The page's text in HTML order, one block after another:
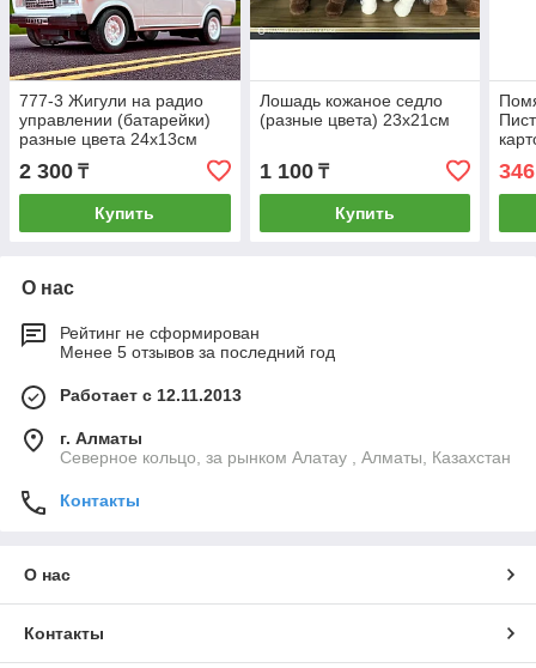
777-3 Жигули на радио
управлении (батарейки)
разные цвета 24х13см
2 300 ₸
Купить
Лошадь кожаное седло
(разные цвета) 23х21см
1 100₸
Купить
О нас
Рейтинг не сформирован
Менее 5 отзывов за последний год
Работает с 12.11.2013
г. Алматы
Северное кольцо, за рынком Алатау , Алматы, Казахстан
Контакты
О нас
Контакты